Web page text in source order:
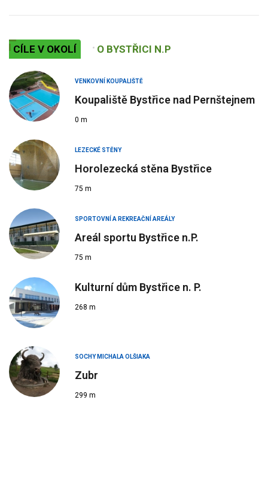
CÍLE V OKOLÍ O BYSTŘICI N.P
VENKOVNÍ KOUPALIŠTĚ
Koupaliště Bystřice nad Pernštejnem
0 m
LEZECKÉ STĚNY
Horolezecká stěna Bystřice
75 m
SPORTOVNÍ A REKREAČNÍ AREÁLY
Areál sportu Bystřice n.P.
75 m
Kulturní dům Bystřice n. P.
268 m
SOCHY MICHALA OLŠIAKA
Zubr
299 m